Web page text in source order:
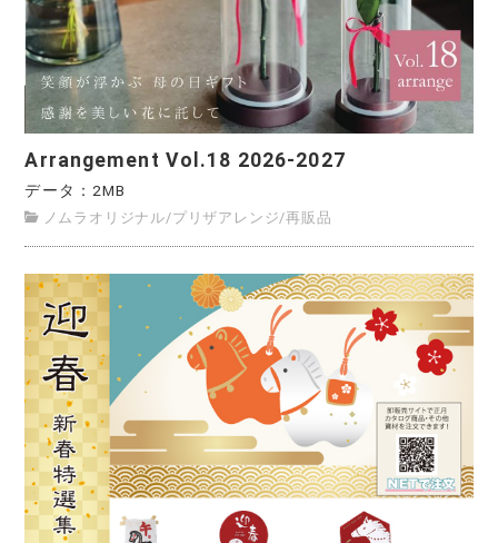
Arrangement Vol.18 2026-2027
データ：2MB
ノムラオリジナル/プリザアレンジ/再販品